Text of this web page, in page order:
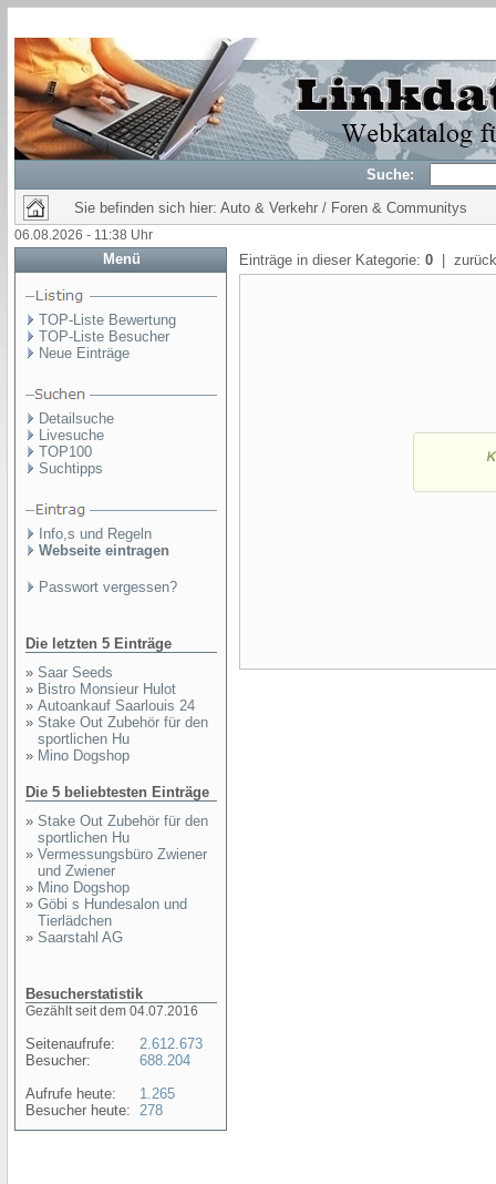
Suche:
Sie befinden sich hier: Auto & Verkehr / Foren & Communitys
06.08.2026 - 11:38 Uhr
Menü
TOP-Liste Bewertung
TOP-Liste Besucher
Neue Einträge
Detailsuche
Livesuche
TOP100
Suchtipps
Info,s und Regeln
Webseite eintragen
Passwort vergessen?
Die letzten 5 Einträge
» Saar Seeds
» Bistro Monsieur Hulot
» Autoankauf Saarlouis 24
» Stake Out Zubehör für den
sportlichen Hu
» Mino Dogshop
Die 5 beliebtesten Einträge
» Stake Out Zubehör für den
sportlichen Hu
» Vermessungsbüro Zwiener
und Zwiener
» Mino Dogshop
» Göbi s Hundesalon und
Tierlädchen
» Saarstahl AG
Besucherstatistik
Gezählt seit dem 04.07.2016
Seitenaufrufe:
Besucher:
Aufrufe heute:
Besucher heute:
2.612.673
688.204
1.265
278
Einträge in dieser Kategorie: 0 |